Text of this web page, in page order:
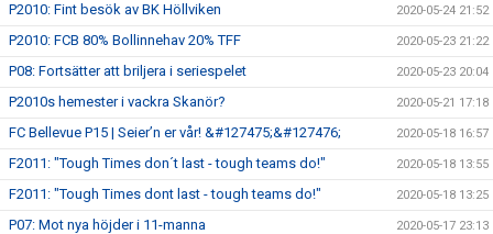
P2010: Fint besök av BK Höllviken 2020-05-24 21:52
P2010: FCB 80% Bollinnehav 20% TFF 2020-05-23 21:22
P08: Fortsätter att briljera i seriespelet 2020-05-23 20:04
P2010s hemester i vackra Skanör? 2020-05-21 17:18
FC Bellevue P15 | Seier’n er vår! &#127475;&#127476; 2020-05-18 16:57
F2011: "Tough Times don´t last - tough teams do!" 2020-05-18 13:55
F2011: "Tough Times dont last - tough teams do!" 2020-05-18 13:25
P07: Mot nya höjder i 11-manna 2020-05-17 23:13